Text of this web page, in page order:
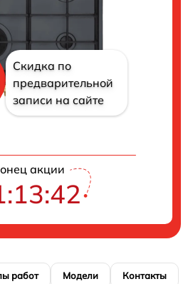
Скидка по
предварительной
записи на сайте
акции
работ Модели Контакты